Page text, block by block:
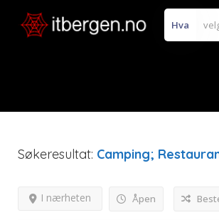
Hva
Søkeresultat: Camping;
Åpen
I nærheten